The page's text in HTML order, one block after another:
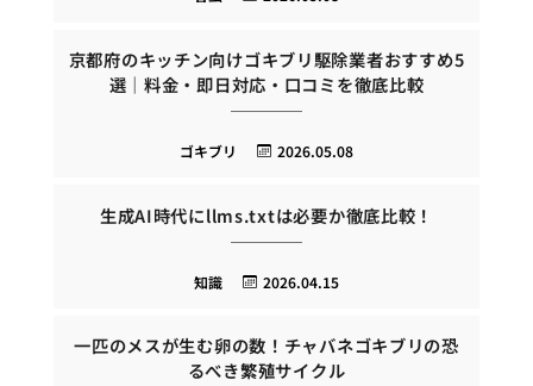
京都府のキッチン向けゴキブリ駆除業者おすすめ5
選｜料金・即日対応・口コミを徹底比較
2026.05.08
ゴキブリ
生成AI時代にllms.txtは必要か徹底比較！
2026.04.15
知識
一匹のメスが生む卵の数！チャバネゴキブリの恐
るべき繁殖サイクル